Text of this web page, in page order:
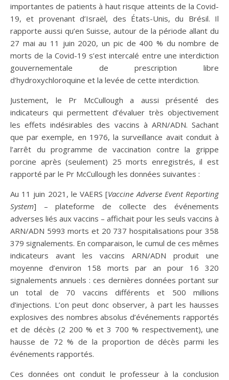
importantes de patients à haut risque atteints de la Covid-
19, et provenant d’Israël, des États-Unis, du Brésil. Il
rapporte aussi qu’en Suisse, autour de la période allant du
27 mai au 11 juin 2020, un pic de 400 % du nombre de
morts de la Covid-19 s’est intercalé entre une interdiction
gouvernementale de prescription libre
d’hydroxychloroquine et la levée de cette interdiction.
Justement, le Pr McCullough a aussi présenté des
indicateurs qui permettent d’évaluer très objectivement
les effets indésirables des vaccins à ARN/ADN. Sachant
que par exemple, en 1976, la surveillance avait conduit à
l’arrêt du programme de vaccination contre la grippe
porcine après (seulement) 25 morts enregistrés, il est
rapporté par le Pr McCullough les données suivantes :
Au 11 juin 2021, le VAERS [Vaccine Adverse Event Reporting
System] – plateforme de collecte des événements
adverses liés aux vaccins – affichait pour les seuls vaccins à
ARN/ADN 5993 morts et 20 737 hospitalisations pour 358
379 signalements. En comparaison, le cumul de ces mêmes
indicateurs avant les vaccins ARN/ADN produit une
moyenne d’environ 158 morts par an pour 16 320
signalements annuels : ces dernières données portant sur
un total de 70 vaccins différents et 500 millions
d’injections. L’on peut donc observer, à part les hausses
explosives des nombres absolus d’événements rapportés
et de décès (2 200 % et 3 700 % respectivement), une
hausse de 72 % de la proportion de décès parmi les
événements rapportés.
Ces données ont conduit le professeur à la conclusion